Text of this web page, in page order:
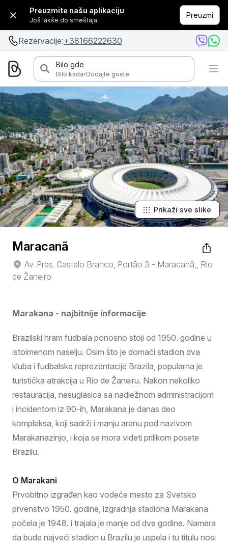
Preuzmite našu aplikaciju
Još lakše do smeštaja.
Preuzmi
Rezervacije:+38166222630
Bilo gde
Bilo kada·Dodajte goste
Prikaži sve slike
Maracanã
Av. Pres. Castelo Branco, Portão 3 - Maracanã,, Rio
de Žaneiro
Marakana - najbitnije informacije
Brazilski hram fudbala ponosno stoji od 1950. godine u
istoimenom naselju. Osim što je domaći stadion dva
kluba i fudbalske reprezentacije Brazila, popularna je
turistička atrakcija u Rio de Žaneiru. Nakon nekoliko
restauracija, nesuglasica sa nadležnom administracijom
i incidentom iz 90-ih, Marakana je danas deo
kompleksa, koji sadrži i manju arenu pod nazivom
Marakanazinjo, i koja se mora videti prilikom posete
Brazilu.
O Marakani
Prvobitno izgrađen kao vodeće mesto za Svetsko
prvenstvo 1950. godine, izgradnja stadiona Marakana
počela je 1948. i trajala je manje od dve godine. Namera
da bude najveći stadion u Brazilu je uspela i tu titulu nosi